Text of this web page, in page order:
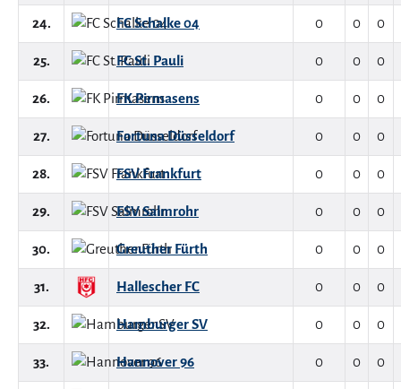
24. FC Schalke 04 0 0 0
25. FC St. Pauli 0 0 0
26. FK Pirmasens 0 0 0
27. Fortuna Düsseldorf 0 0 0
28. FSV Frankfurt 0 0 0
29. FSV Salmrohr 0 0 0
30. Greuther Fürth 0 0 0
31. Hallescher FC 0 0 0
32. Hamburger SV 0 0 0
33. Hannover 96 0 0 0